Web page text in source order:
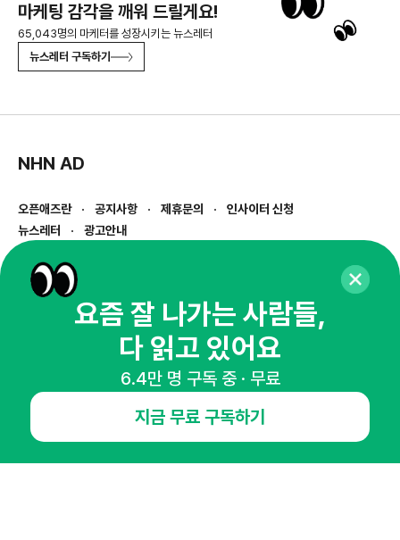
마케팅 감각을 깨워 드릴게요!
65,043명의 마케터를 성장시키는 뉴스레터
뉴스레터 구독하기
NHN AD
오픈애즈란 공지사항 제휴문의
인사이터 신청
뉴스레터
광고안내
경기도 성남시 분당구 대왕판교로645번길 16
사업자등록번호 : 144-81-27690(
통신판매업신고번호 : 2014-경기성남-1023
호스팅서비스사업자 : 오픈애즈
1800-2198
openads@openads.co.kr
이용약관
instagramthreadkakaotalk
요즘 잘 나가는 사람들,
다 읽고 있어요
6.4만 명 구독 중 · 무료
지금 무료 구독하기